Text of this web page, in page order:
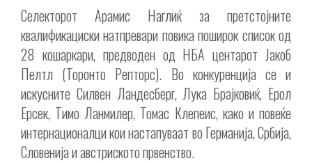
Селекторот Арамис Наглиќ за претстојните
квалификациски натпревари повика поширок список од
28 кошаркари, предводен од НБА центарот Јакоб
Пелтл (Торонто Репторс). Во конкуренција се и
искусните Силвен Ландесберг, Лука Брајковиќ, Ерол
Ерсек, Тимо Ланмилер, Томас Клепеис, како и повеќе
интернационалци кои настапуваат во Германија, Србија,
Словенија и австриското првенство.